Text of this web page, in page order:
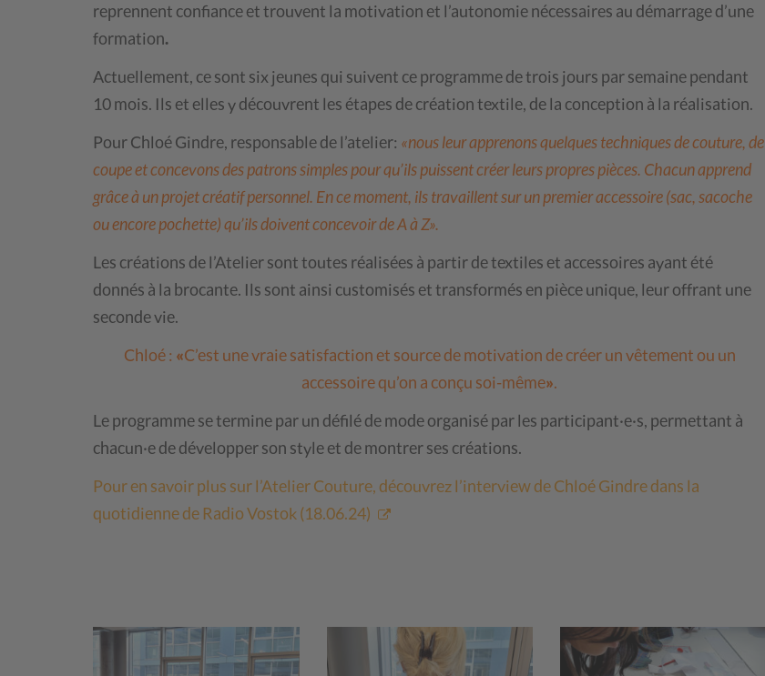
reprennent confiance et trouvent la motivation et l’autonomie nécessaires au démarrage d’une
formation.
Actuellement, ce sont six jeunes qui suivent ce programme de trois jours par semaine pendant
10 mois. Ils et elles y découvrent les étapes de création textile, de la conception à la réalisation.
Pour Chloé Gindre, responsable de l’atelier: «nous leur apprenons quelques techniques de couture, de
coupe et concevons des patrons simples pour qu’ils puissent créer leurs propres pièces. Chacun apprend
grâce à un projet créatif personnel. En ce moment, ils travaillent sur un premier accessoire (sac, sacoche
ou encore pochette) qu’ils doivent concevoir de A à Z».
Les créations de l’Atelier sont toutes réalisées à partir de textiles et accessoires ayant été
donnés à la brocante. Ils sont ainsi customisés et transformés en pièce unique, leur offrant une
seconde vie.
Chloé : «C’est une vraie satisfaction et source de motivation de créer un vêtement ou un
accessoire qu’on a conçu soi-même».
Le programme se termine par un défilé de mode organisé par les participant·e·s, permettant à
chacun·e de développer son style et de montrer ses créations.
Pour en savoir plus sur l’Atelier Couture, découvrez l’interview de Chloé Gindre dans la
quotidienne de Radio Vostok (18.06.24)